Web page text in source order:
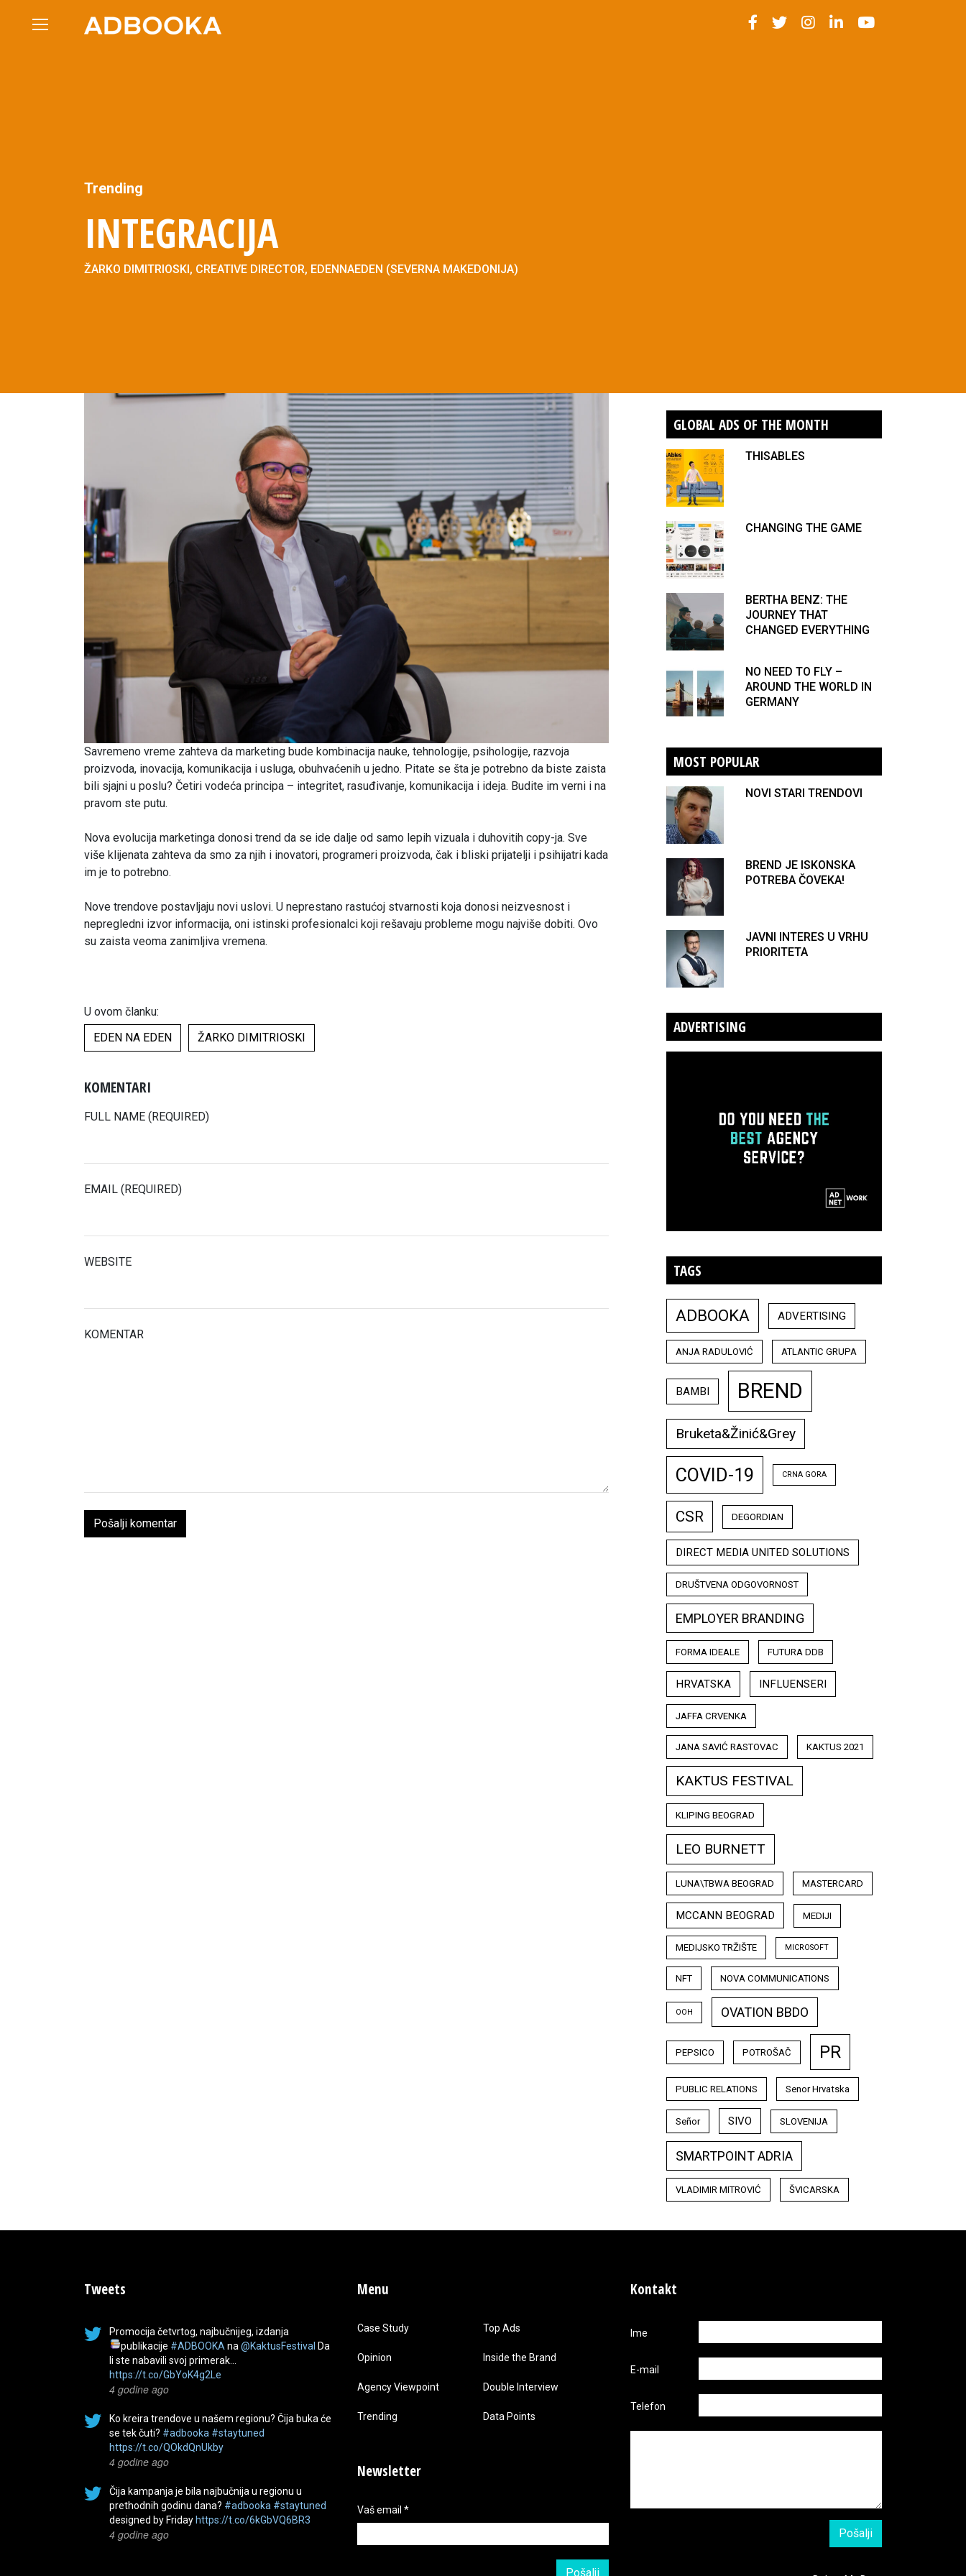
Trending
INTEGRACIJA
ŽARKO DIMITRIOSKI, CREATIVE DIRECTOR, EDENNAEDEN (SEVERNA MAKEDONIJA)
Savremeno vreme zahteva da marketing bude kombinacija nauke, tehnologije, psihologije, razvoja
proizvoda, inovacija, komunikacija i usluga, obuhvaćenih u jedno. Pitate se šta je potrebno da biste zaista
bili sjajni u poslu? Četiri vodeća principa – integritet, rasuđivanje, komunikacija i ideja. Budite im verni i na
pravom ste putu.
Nova evolucija marketinga donosi trend da se ide dalje od samo lepih vizuala i duhovitih copy-ja. Sve
više klijenata zahteva da smo za njih i inovatori, programeri proizvoda, čak i bliski prijatelji i psihijatri kada
im je to potrebno.
Nove trendove postavljaju novi uslovi. U neprestano rastućoj stvarnosti koja donosi neizvesnost i
nepregledni izvor informacija, oni istinski profesionalci koji rešavaju probleme mogu najviše dobiti. Ovo
su zaista veoma zanimljiva vremena.
U ovom članku:
EDEN NA EDEN
ŽARKO DIMITRIOSKI
KOMENTARI
FULL NAME (REQUIRED)
EMAIL (REQUIRED)
WEBSITE
KOMENTAR
GLOBAL ADS OF THE MONTH
THISABLES
CHANGING THE GAME
BERTHA BENZ: THE
JOURNEY THAT
CHANGED EVERYTHING
NO NEED TO FLY –
AROUND THE WORLD IN
GERMANY
MOST POPULAR
NOVI STARI TRENDOVI
BREND JE ISKONSKA
POTREBA ČOVEKA!
JAVNI INTERES U VRHU
PRIORITETA
ADVERTISING
TAGS
ADBOOKA ADVERTISING
ANJA RADULOVIĆ ATLANTIC GRUPA
BAMBI BREND
Bruketa&Žinić&Grey
COVID-19 CRNA GORA
CSR DEGORDIAN
DIRECT MEDIA UNITED SOLUTIONS
DRUŠTVENA ODGOVORNOST
EMPLOYER BRANDING
FORMA IDEALE FUTURA DDB
HRVATSKA INFLUENSERI
JAFFA CRVENKA
JANA SAVIĆ RASTOVAC KAKTUS 2021
KAKTUS FESTIVAL
KLIPING BEOGRAD
LEO BURNETT
LUNA\TBWA BEOGRAD MASTERCARD
MCCANN BEOGRAD MEDIJI
MEDIJSKO TRŽIŠTE MICROSOFT
NFT NOVA COMMUNICATIONS
OOH OVATION BBDO
PEPSICO POTROŠAČ PR
PUBLIC RELATIONS Senor Hrvatska
Señor SIVO SLOVENIJA
SMARTPOINT ADRIA
VLADIMIR MITROVIĆ ŠVICARSKA
Tweets
Promocija četvrtog, najbučnijeg, izdanja
publikacije #ADBOOKA na @KaktusFestival Da
li ste nabavili svoj primerak…
https://t.co/GbYoK4g2Le
4 godine ago
Ko kreira trendove u našem regionu? Čija buka će
se tek čuti? #adbooka #staytuned
https://t.co/QOkdQnUkby
4 godine ago
Čija kampanja je bila najbučnija u regionu u
prethodnih godinu dana? #adbooka #staytuned
designed by Friday https://t.co/6kGbVQ6BR3
4 godine ago
Menu
Case Study Top Ads
Opinion Inside the Brand
Agency Viewpoint Double Interview
Trending Data Points
Newsletter
Vaš email *
Kontakt
Ime
E-mail
Telefon